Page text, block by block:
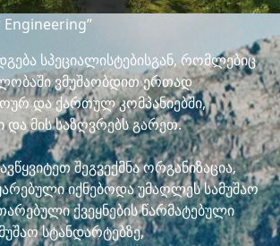
Engineering”
სპეციალისტებისგან, რომლებიც
ვმუშაობდით ერთად
და ქართულ კომპანიებში,
მის საზღვრებს გარეთ.
შეგვექმნა ორგანიზაცია,
იქნებოდა უმაღლეს სამუშაო
ქვეყნების წარმატებული
სტანდარტებზე,